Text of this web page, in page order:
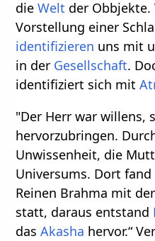
dieWelt der
Vorstellung einer
identifizieren uns mit
in der Gesellschaft.
identifiziert sich mit
"Der Herr war willens,
hervorzubringen.
Unwissenheit, die
Universums. Dort
Reinen Brahma mit
statt, daraus entstand
dasAkasha hervor.“